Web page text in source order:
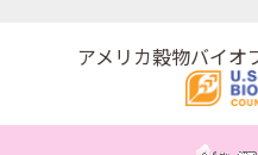
アメリカ穀物バイオ